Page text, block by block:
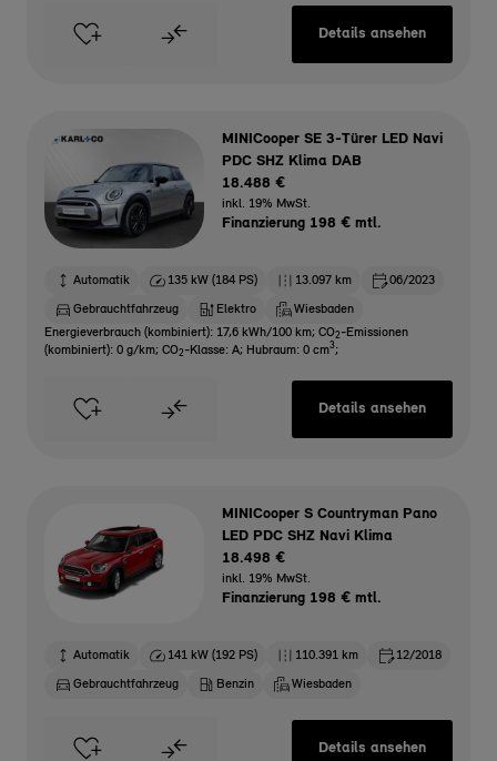
Details ansehen
MINICooper SE 3-Türer LED Navi
PDC SHZ Klima DAB
18.488 €
inkl. 19% MwSt.
Finanzierung 198 € mtl.
Automatik 135 kW (184 PS) 13.097 km 06/2023
Gebrauchtfahrzeug Elektro
Wiesbaden
Energieverbrauch (kombiniert): 17,6 kWh/100 km; CO2 -Emissionen
(kombiniert): 0 g/km; CO2 -Klasse: A; Hubraum: 0 cm3;
Details ansehen
MINICooper S Countryman Pano
LED PDC SHZ Navi Klima
18.498 €
inkl. 19% MwSt.
Finanzierung 198 € mtl.
Automatik 141 kW (192 PS) 110.391 km 12/2018
Gebrauchtfahrzeug Benzin Wiesbaden
Details ansehen